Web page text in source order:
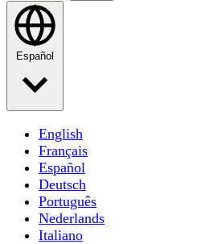
Español
English
Français
Español
Deutsch
Português
Nederlands
Italiano